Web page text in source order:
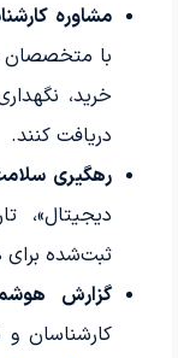
مشاوره
با متخصصان
خرید،
دریافت کنند.
رهگیری
دیجیتال»،
ثبت‌شده
گزارش
کارشناسان